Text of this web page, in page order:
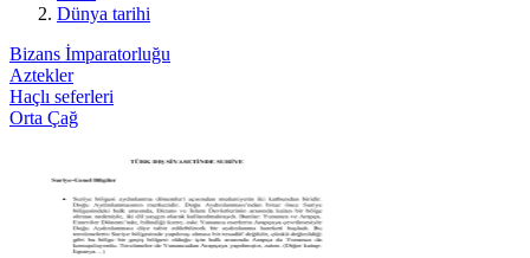
Dünya tarihi
Bizans İmparatorluğu
Aztekler
Haçlı seferleri
Orta Çağ